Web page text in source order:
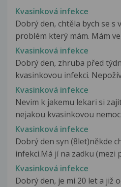
Kvasinková infekce
Dobrý den, chtěla bych se
problém který mám. Mám
Kvasinková infekce
Dobrý den, zhruba před
kvasinkovou infekci.
Kvasinková infekce
Nevim k jakemu lekari si
nejakou kvasinkovou
Kvasinková infekce
Dobrý den syn (8let)někde
infekci.Má jí na zadku (mezi
Kvasinková infekce
Dobrý den, je mi 20 let a již